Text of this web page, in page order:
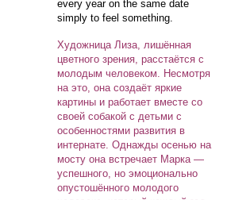
every year on the same date
simply to feel something.
Художница Лиза, лишённая
цветного зрения, расстаётся с
молодым человеком. Несмотря
на это, она создаёт яркие
картины и работает вместе со
своей собакой с детьми с
особенностями развития в
интернате. Однажды осенью на
мосту она встречает Марка —
успешного, но эмоционально
опустошённого молодого